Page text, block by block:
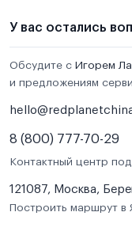
У вас остались
Обсудите с Игорем
и предложениям
8 (800) 777-70-29
Контактный центр
121087, Москва,
Построить маршрут в